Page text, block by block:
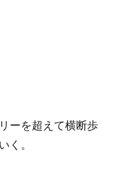
ーを超えて横断歩
く。